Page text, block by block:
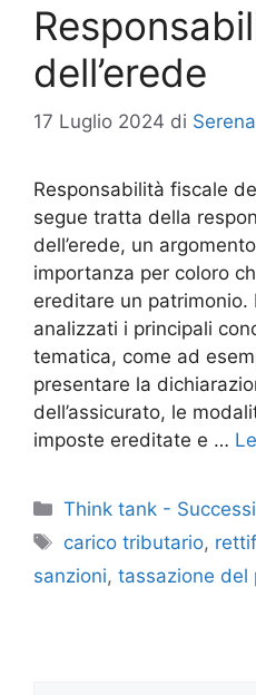
dell’erede
17 Luglio 2024 di
Responsabilità fiscale
segue tratta della
dell’erede, un
importanza per coloro
ereditare un
analizzati i principali
tematica, come ad
presentare la
dell’assicurato, le
imposte ereditate e …
Categorie
Think tank -
Tag
carico tributario,
sanzioni, tassazione del